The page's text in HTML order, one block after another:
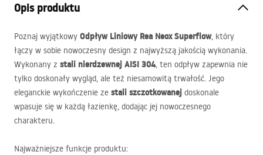
Opis produktu
Poznaj wyjątkowy Odpływ Liniowy Rea Neox Superflow, który
łączy w sobie nowoczesny design z najwyższą jakością wykonania.
Wykonany z stali nierdzewnej AISI 304, ten odpływ zapewnia nie
tylko doskonały wygląd, ale też niesamowitą trwałość. Jego
eleganckie wykończenie ze stali szczotkowanej doskonale
wpasuje się w każdą łazienkę, dodając jej nowoczesnego
charakteru.
Najważniejsze funkcje produktu: